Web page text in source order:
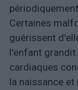
Certaines
guérissent
l'enfant
cardiaques
la naissance